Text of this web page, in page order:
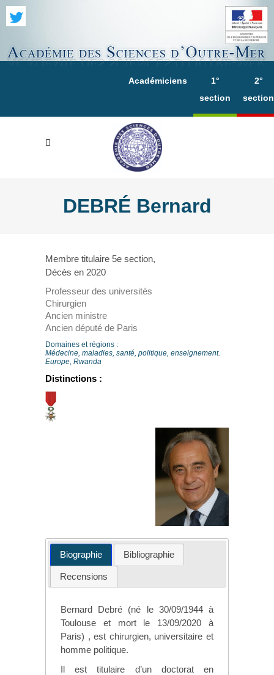
Académiciens
1°
section
2°
section
DEBRÉ Bernard
Membre titulaire 5e section,
Décès en 2020
Professeur des universités
Chirurgien
Ancien ministre
Ancien député de Paris
Domaines et régions :
Médecine, maladies, santé, politique, enseignement.
Europe, Rwanda
Distinctions :
Biographie Bibliographie
Recensions
Bernard Debré (né le 30/09/1944 à
Toulouse et mort le 13/09/2020 à
Paris) , est chirurgien, universitaire et
homme politique.
Il est titulaire d’un doctorat en